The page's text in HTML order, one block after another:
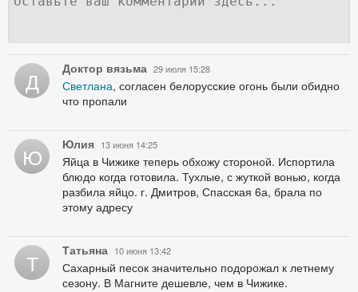
Д Доктор вязьма 29 июля 15:28
Светлана, согласен белорусские огонь были обидно
что пропали
Ю Юлия 13 июня 14:25
Яйца в Чижике теперь обхожу стороной. Испортила
блюдо когда готовила. Тухлые, с жуткой вонью, когда
разбила яйцо. г. Дмитров, Спасская 6а, брала по
этому адресу
Т Татьяна 10 июня 13:42
Сахарный песок значительно подорожал к летнему
сезону. В Магните дешевле, чем в Чижике.